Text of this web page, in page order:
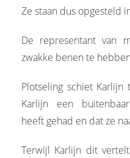
Ze staan dus opgesteld
De representant van
zwakke benen te
Plotseling schiet
Karlijn een
heeft gehad en dat ze
Terwijl Karlijn dit